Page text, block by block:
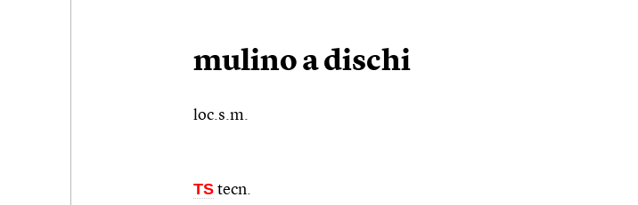
mulino a dischi
loc.s.m.
TS tecn.